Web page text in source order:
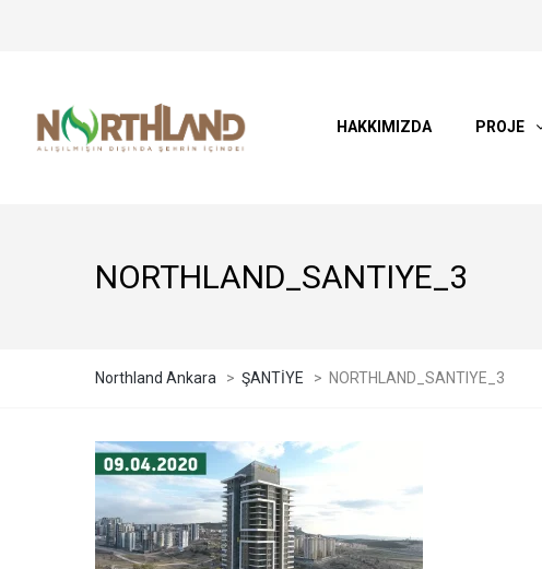
HAKKIMIZDA PROJE
NORTHLAND_SANTIYE_3
Northland Ankara > ŞANTİYE > NORTHLAND_SANTIYE_3